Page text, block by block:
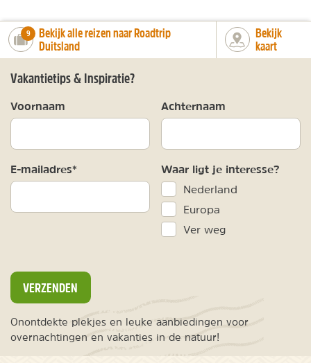
number_of_trips:
9
Bekijk alle reizen naar Roadtrip
Duitsland
Bekijk
kaart
Vakantietips & Inspiratie?
Voornaam Achternaam
E-mailadres* Waar ligt je interesse?
Nederland
Europa
Ver weg
VERZENDEN
Onontdekte plekjes en leuke aanbiedingen voor
overnachtingen en vakanties in de natuur!